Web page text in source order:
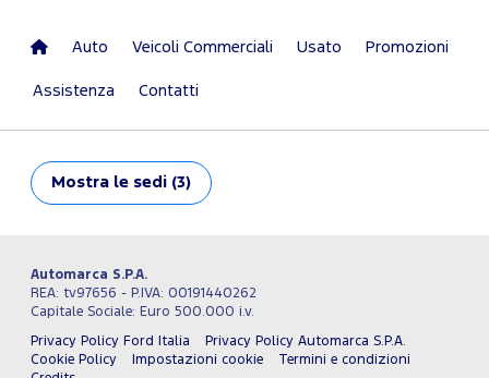
Auto Veicoli Commerciali Usato Promozioni
Assistenza Contatti
Mostra le sedi (3)
Automarca S.P.A.
REA: tv97656 - P.IVA: 00191440262
Capitale Sociale: Euro 500.000 i.v.
Privacy Policy Ford Italia
Privacy Policy Automarca S.P.A.
Cookie Policy
Impostazioni cookie
Termini e condizioni